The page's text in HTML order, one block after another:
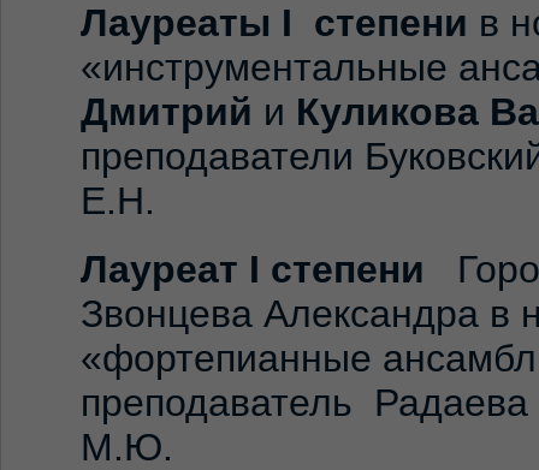
Лауреаты I степени в
«инструментальные
Дмитрий и Куликова
преподаватели
Е.Н.
Лауреат I степени
Звонцева Александра в
«фортепианные
преподаватель
М.Ю.